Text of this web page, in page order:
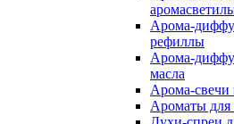
Арома-
рефиллы
Арома-
масла
Арома-свечи
Ароматы для